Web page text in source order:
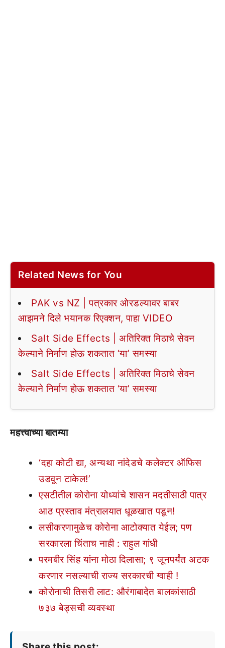
Related News for You
PAK vs NZ | पत्रकार ओरडल्यावर बाबर
आझमने दिले भयानक रिएक्शन, पाहा VIDEO
Salt Side Effects | अतिरिक्त मिठाचे सेवन
केल्याने निर्माण होऊ शकतात ‘या’ समस्या
Salt Side Effects | अतिरिक्त मिठाचे सेवन
केल्याने निर्माण होऊ शकतात ‘या’ समस्या
महत्त्वाच्या बातम्या
‘दहा कोटी द्या, अन्यथा नांदेडचे कलेक्टर ऑफिस
उडवून टाकेल!’
एसटीतील कोरोना योध्यांचे शासन मदतीसाठी पात्र
आठ प्रस्ताव मंत्रालयात धूळखात पडून!
लसीकरणामुळेच कोरोना आटोक्यात येईल; पण
सरकारला चिंताच नाही : राहुल गांधी
परमबीर सिंह यांना मोठा दिलासा; ९ जूनपर्यंत अटक
करणार नसल्याची राज्य सरकारची ग्वाही !
कोरोनाची तिसरी लाट: औरंगाबादेत बालकांसाठी
७३७ बेड्सची व्यवस्था